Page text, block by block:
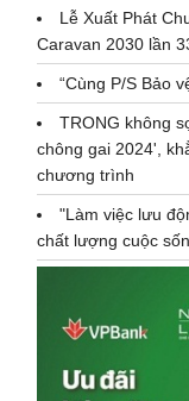
Lễ Xuất Phát
Caravan 2030 lần
“Cùng P/S Bảo
TRONG không
chông gai 2024',
chương trình
"Làm việc lưu
chất lượng cuộc